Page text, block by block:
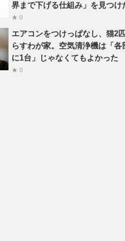
界まで下げる仕組み」を見つけ
★ 0
エアコンをつけっぱなし、猫2
らすわが家。空気清浄機は「各
に1台」じゃなくてもよかった
★ 0